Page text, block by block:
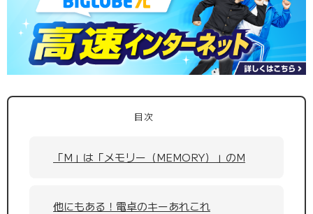
目次
「M」は「メモリー（MEMORY）」のM
他にもある！電卓のキーあれこれ